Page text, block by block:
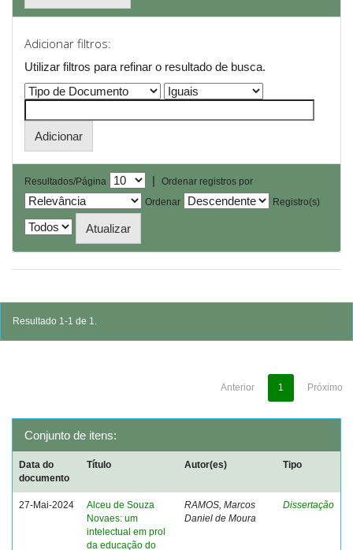
Adicionar filtros:
Utilizar filtros para refinar o resultado de busca.
Resultados/Página |
Ordenar registros por
Ordenar
Registro(s)
Resultado 1-1 de 1.
Anterior 1 Próximo
Conjunto de itens:
Data do
documento
Título Autor(es) Tipo
27-Mai-2024
Alceu de Souza
Novaes: um
intelectual em prol
da educação do
RAMOS, Marcos
Daniel de Moura
Dissertação